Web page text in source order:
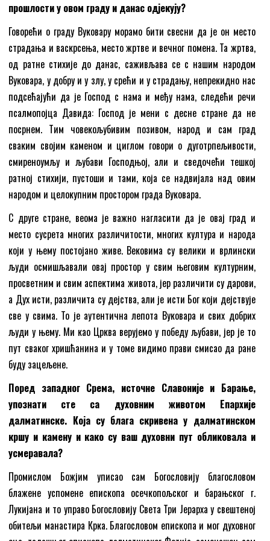
прошлости у овом граду и данас одјекују?
Говорећи о граду Вуковару морамо бити свесни да је он место
страдања и васкрсења, место жртве и вечног помена. Та жртва,
од ратне стихије до данас, саживљава се с нашим народом
Вуковара, у добру и у злу, у срећи и у страдању, непрекидно нас
подсећајући да је Господ с нама и међу нама, следећи речи
псалмопојца Давида: Господ је мени с десне стране да не
посрнем. Тим човекољубивим позивом, народ и сам град
сваким својим каменом и циглом говори о дуготрпељивости,
смиреноумљу и љубави Господњој, али и сведочећи тешкој
ратној стихији, пустоши и тами, која се надвијала над овим
народом и целокупним простором града Вуковара.
С друге стране, веома је важно нагласити да је овај град и
место сусрета многих различитости, многих култура и народа
који у њему постојано живе. Вековима су велики и врлински
људи осмишљавали овај простор у свим његовим културним,
просветним и свим аспектима живота, јер различити су дарови,
а Дух исти, различита су дејства, али је исти Бог који дејствује
све у свима. То је аутентична лепота Вуковара и свих добрих
људи у њему. Ми као Црква верујемо у победу љубави, јер је то
пут сваког хришћанина и у томе видимо прави смисао да ране
буду зацељене.
Поред западног Срема, источне Славоније и Барање,
упознати сте са духовним животом Епархије
далматинске. Која су блага скривена у далматинском
кршу и камену и како су ваш духовни пут обликовала и
усмеравала?
Промислом Божјим уписао сам Богословију благословом
блажене успомене епископа осечкопољског и барањског г.
Лукијана и то управо Богословију Света Три Јерарха у свештеној
обитељи манастира Крка. Благословом епископа и мог духовног